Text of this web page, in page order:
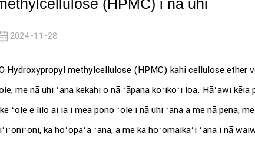
(HPMC) i nā uhi
2024-11-28
Hydroxypropyl methylcellulose (HPMC) kahi cellulose ether
me nā uhi ʻana kekahi o nā ʻāpana koʻikoʻi loa. Hāʻawi
ʻole e lilo ai ia i mea pono ʻole i nā uhi ʻana a me nā pena,
ka hoʻopaʻa ʻana, a me ka hoʻomaikaʻi ʻana i nā